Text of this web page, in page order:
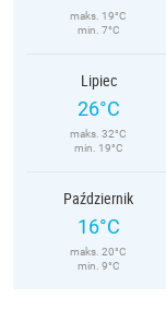
maks. 19°C
min. 7°C
Lipiec
26°C
maks. 32°C
min. 19°C
Październik
16°C
maks. 20°C
min. 9°C